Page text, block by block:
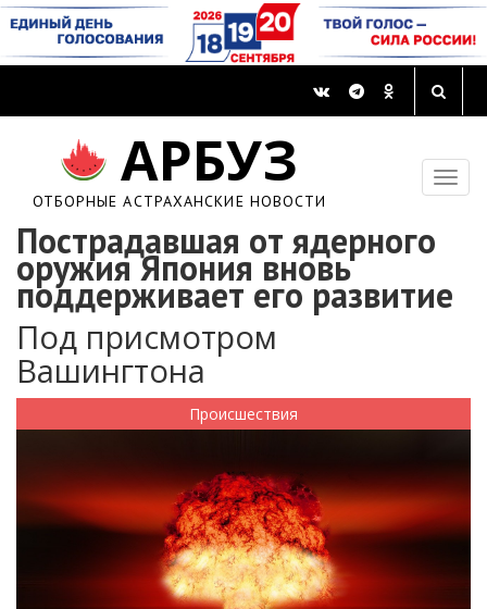
АРБУЗ
ОТБОРНЫЕ АСТРАХАНСКИЕ НОВОСТИ
Пострадавшая от ядерного
оружия Япония вновь
поддерживает его развитие
Под присмотром
Вашингтона
Происшествия